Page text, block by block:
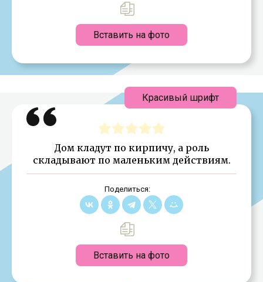
Вставить на фото
Дом кладут по кирпичу, а роль
складывают по маленьким действиям.
Поделиться:
Вставить на фото
Красивый шрифт